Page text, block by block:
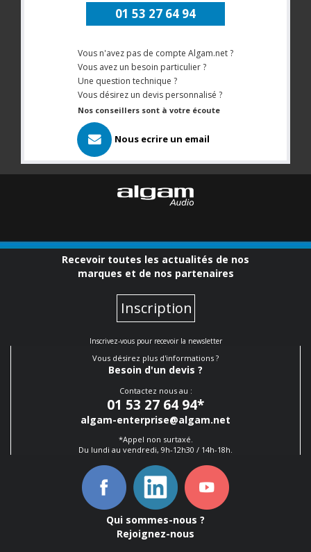
01 53 27 64 94
Vous n'avez pas de compte Algam.net ?
Vous avez un besoin particulier ?
Une question technique ?
Vous désirez un devis personnalisé ?
Nos conseillers sont à votre écoute
Nous ecrire un email
Recevoir toutes les actualités de nos
marques et de nos partenaires
Inscription
Inscrivez-vous pour recevoir la newsletter
Vous désirez plus d'informations ?
Besoin d'un devis ?
Contactez nous au :
01 53 27 64 94*
algam-enterprise@algam.net
*Appel non surtaxé.
Du lundi au vendredi, 9h-12h30 / 14h-18h.
Qui sommes-nous ?
Rejoignez-nous